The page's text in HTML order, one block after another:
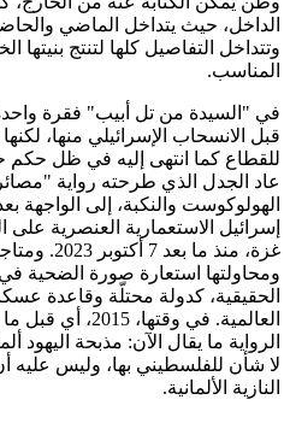
الداخل، حيث يتداخل الماضي
وتتداخل التفاصيل كلها لتنتج بنيتها
المناسب.
في "السيدة من تل أبيب" فقرة
قبل الانسحاب الإسرائيلي منها،
للقطاع كما انتهى إليه في ظل حكم
عاد الجدل الذي طرحته رواية
الهولوكوست والنكبة، إلى الواجهة
إسرائيل الاستعمارية العنصرية
غزة، منذ ما
ومحاولتها استعارة صورة الضحية
الحقيقية، كدولة محتلّة وقاعدة
العالمية. في
الرواية ما يقال الآن: مذبحة اليهود
لا شأن للفلسطيني بها، وليس عليه
النازية الألمانية.